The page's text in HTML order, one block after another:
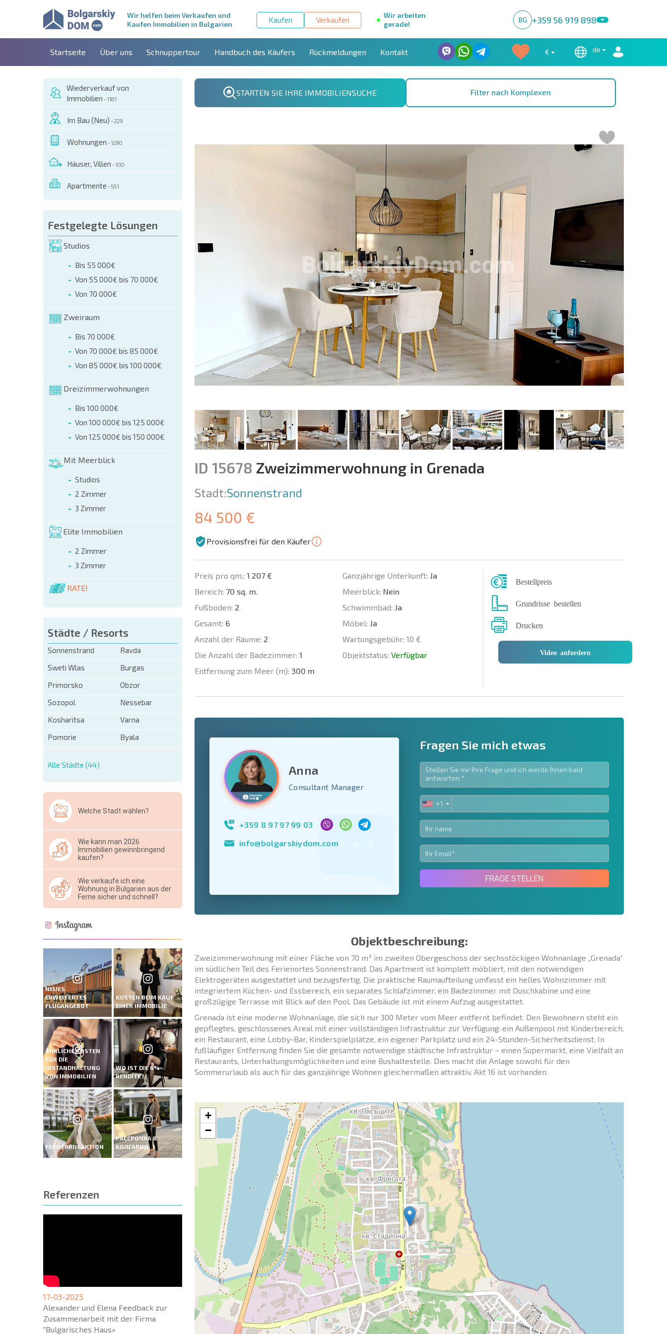
Wir helfen beim Verkaufen und
Kaufen Immobilien in Bulgarien
Kaufen Verkaufen
Wir arbeiten
gerade!
BG +359 56 919 898
Startseite Über uns Schnuppertour Handbuch des Käufers Rückmeldungen Kontakt € de
Wiederverkauf von
Immobilien - 1181
Im Bau (Neu) - 229
Wohnungen - 1290
Häuser, Villen - 100
Apartmente - 551
Festgelegte Lösungen
Studios
Bis 55 000€
Von 55 000€ bis 70 000€
Von 70 000€
Zweiraum
Bis 70 000€
Von 70 000€ bis 85 000€
Von 85 000€ bis 100 000€
Dreizimmerwohnungen
Bis 100 000€
Von 100 000€ bis 125 000€
Von 125 000€ bis 150 000€
Mit Meerblick
Studios
2 Zimmer
3 Zimmer
Elite Immobilien
2 Zimmer
3 Zimmer
RATE!
Städte / Resorts
Sonnenstrand
Ravda
Sweti Wlas
Burgas
Primorsko
Obzor
Sozopol
Nessebar
Kosharitsa
Varna
Pomorie
Byala
Alle Städte (44)
Welche Stadt wählen?
Wie kann man 2026
Immobilien gewinnbringend
kaufen?
Wie verkaufe ich eine
Wohnung in Bulgarien aus der
Ferne sicher und schnell?
NEUES
ERWEITERTES
FLUGANGEBOT
KOSTEN BEIM KAUF
EINER IMMOBILIE
ÄHRLICHE KOSTEN
FÜR DIE
INSTANDHALTUNG
VON IMMOBILIEN
WO IST DIE 6%-
RENDITE?
FERNTRANSAKTION
РАССРОЧКА В
БОЛГАРИИ
Referenzen
17-03-2025
Alexander und Elena Feedback zur
Zusammenarbeit mit der Firma
"Bulgarisches Haus»
STARTEN SIE IHRE IMMOBILIENSUCHE Filter nach Komplexen
OBJEKT BESTELLEN
(name, E-mail, phone)
+359 8 9797 99 03
ID 15678 Zweizimmerwohnung in Grenada
Stadt:Sonnenstrand
84 500 €
Provisionsfrei für den Käufer
Preis pro qm.: 1 207 €
Bereich: 70 sq. m.
Fußboden: 2
Gesamt: 6
Anzahl der Räume: 2
Die Anzahl der Badezimmer: 1
Entfernung zum Meer (m): 300 m
Ganzjährige Unterkunft: Ja
Meerblick: Nein
Schwimmbad: Ja
Möbel: Ja
Wartungsgebühr: 10 €
Objektstatus: Verfügbar
Bestellpreis
Grundrisse bestellen
Drucken
Video anfordern
United
+1
* Benötigte Felder
Newsletter abonnieren | Durch Anklicken des Buttons stimmen Sie der
Nutzung Ihrer Daten zu.
Eine Nachricht schicken
Anna
Consultant Manager
+359 8 97 97 99 03
info@bolgarskiydom.com
Fragen Sie mich etwas
UNITED
STATES
+1
+1
FRAGE STELLEN
Objektbeschreibung:
Zweizimmerwohnung mit einer Fläche von 70 m² im zweiten Obergeschoss der sechsstöckigen Wohnanlage „Grenada“
im südlichen Teil des Ferienortes Sonnenstrand. Das Apartment ist komplett möbliert, mit den notwendigen
Elektrogeräten ausgestattet und bezugsfertig. Die praktische Raumaufteilung umfasst ein helles Wohnzimmer mit
integriertem Küchen- und Essbereich, ein separates Schlafzimmer, ein Badezimmer mit Duschkabine und eine
großzügige Terrasse mit Blick auf den Pool. Das Gebäude ist mit einem Aufzug ausgestattet.
Grenada ist eine moderne Wohnanlage, die sich nur 300 Meter vom Meer entfernt befindet. Den Bewohnern steht ein
gepflegtes, geschlossenes Areal mit einer vollständigen Infrastruktur zur Verfügung: ein Außenpool mit Kinderbereich,
ein Restaurant, eine Lobby-Bar, Kinderspielplätze, ein eigener Parkplatz und ein 24-Stunden-Sicherheitsdienst. In
fußläufiger Entfernung finden Sie die gesamte notwendige städtische Infrastruktur – einen Supermarkt, eine Vielfalt an
Restaurants, Unterhaltungsmöglichkeiten und eine Bushaltestelle. Dies macht die Anlage sowohl für den
Sommerurlaub als auch für das ganzjährige Wohnen gleichermaßen attraktiv. Akt 16 ist vorhanden.
+
−